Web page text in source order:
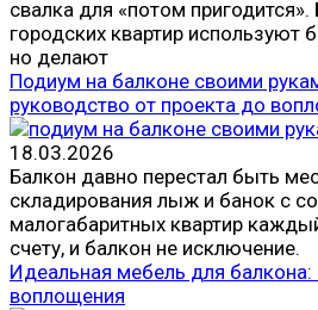
свалка для «потом
городских квартир используют
но делают
Подиум на балконе своими
руководство от проекта до
18.03.2026
Балкон давно перестал быть
складирования лыж и банок с
малогабаритных квартир
счету, и балкон не исключение.
Идеальная мебель для балкона:
воплощения